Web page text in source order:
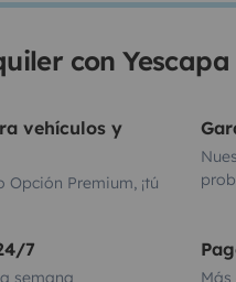
con Yescapa
vehículos y
Premium, ¡tú
7
semana